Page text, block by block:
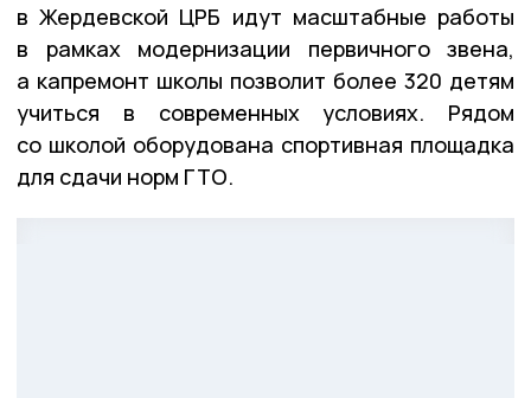
в Жердевской ЦРБ идут масштабные работы
в рамках модернизации первичного звена,
а капремонт школы позволит более 320 детям
учиться в современных условиях. Рядом
со школой оборудована спортивная площадка
для сдачи норм ГТО.